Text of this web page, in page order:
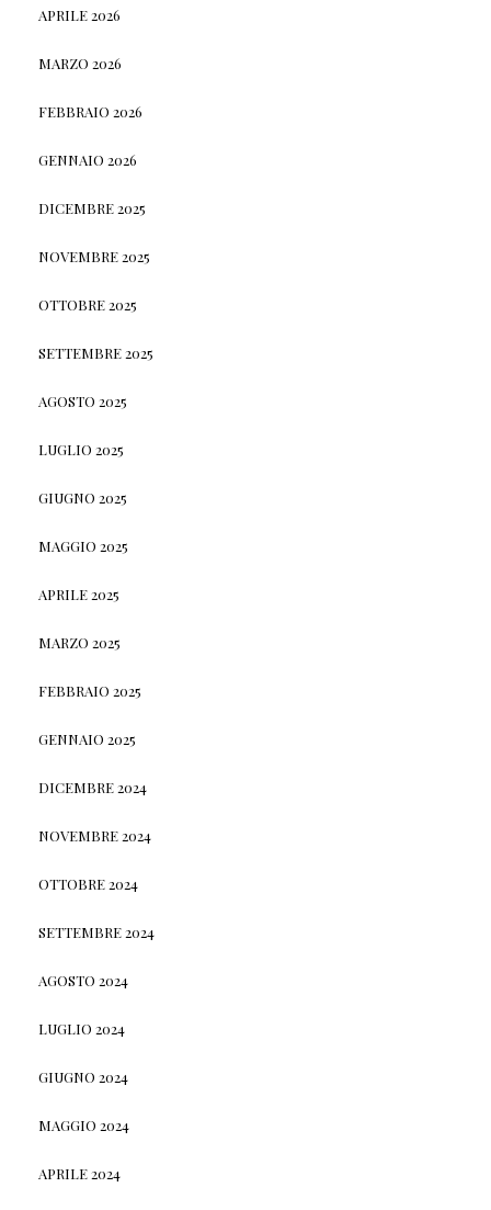
APRILE 2026
MARZO 2026
FEBBRAIO 2026
GENNAIO 2026
DICEMBRE 2025
NOVEMBRE 2025
OTTOBRE 2025
SETTEMBRE 2025
AGOSTO 2025
LUGLIO 2025
GIUGNO 2025
MAGGIO 2025
APRILE 2025
MARZO 2025
FEBBRAIO 2025
GENNAIO 2025
DICEMBRE 2024
NOVEMBRE 2024
OTTOBRE 2024
SETTEMBRE 2024
AGOSTO 2024
LUGLIO 2024
GIUGNO 2024
MAGGIO 2024
APRILE 2024